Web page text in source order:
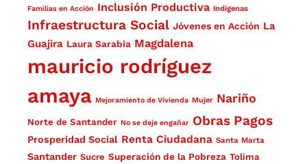
Familias en Acción Inclusión Productiva Indígenas
Infraestructura Social Jóvenes en Acción La
Guajira Laura Sarabia Magdalena
mauricio rodríguez
amaya Mejoramiento de Vivienda Mujer Nariño
Norte de Santander No se deje engañar Obras Pagos
Prosperidad Social Renta Ciudadana Santa Marta
Santander Sucre Superación de la Pobreza Tolima